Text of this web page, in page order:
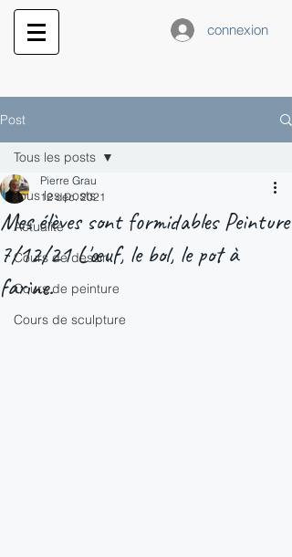
connexion
Post
Tous les posts
Actualité
Cours de dessin
Cours de peinture
Cours de sculpture
Tous les posts
Mes élèves sont formidables Peinture
7/12/21 L'œuf, le bol, le pot à
farine.
Pierre Grau
12 déc. 2021